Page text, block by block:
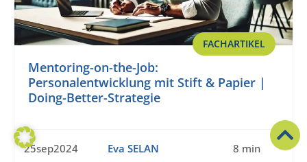
FACHARTIKEL
Mentoring-on-the-Job:
Personalentwicklung mit Stift & Papier |
Doing-Better-Strategie
25sep2024 Eva SELAN 8 min